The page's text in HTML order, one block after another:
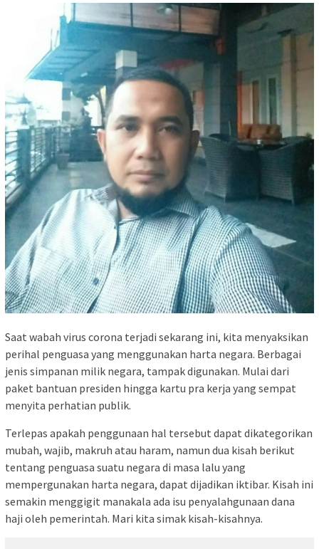
Saat wabah virus corona terjadi sekarang ini, kita menyaksikan
perihal penguasa yang menggunakan harta negara. Berbagai
jenis simpanan milik negara, tampak digunakan. Mulai dari
paket bantuan presiden hingga kartu pra kerja yang sempat
menyita perhatian publik.
Terlepas apakah penggunaan hal tersebut dapat dikategorikan
mubah, wajib, makruh atau haram, namun dua kisah berikut
tentang penguasa suatu negara di masa lalu yang
mempergunakan harta negara, dapat dijadikan iktibar. Kisah ini
semakin menggigit manakala ada isu penyalahgunaan dana
haji oleh pemerintah. Mari kita simak kisah-kisahnya.